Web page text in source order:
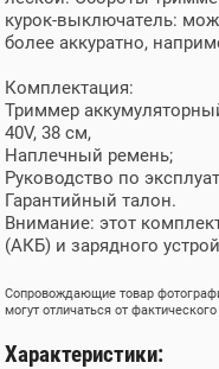
Обороты двигателя
двигателя
Ремень в комплекте
курок-выключатель:
более аккуратно,
Комплектация:
Триммер
40V, 38 см,
Наплечный ремень;
Руководство по
Гарантийный талон.
Внимание: этот
(АКБ) и зарядного
Сопровождающие товар
могут отличаться от
Характеристики: